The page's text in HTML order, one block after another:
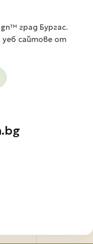
град Бургас.
уеб сайтове от